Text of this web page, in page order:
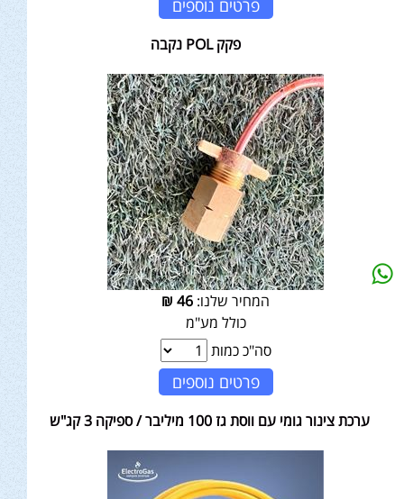
פרטים נוספים
פקק POL נקבה
המחיר שלנו: 46
₪
כולל מע"מ
סה"כ כמות
פרטים נוספים
ערכת צינור גומי עם ווסת גז 100 מיליבר / ספיקה 3 קג"ש